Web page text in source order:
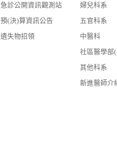
急診公開資訊觀測站
預(決)算資訊公告
遺失物招領
婦兒科系
五官科系
中醫科
社區醫學部
其他科系
新進醫師介